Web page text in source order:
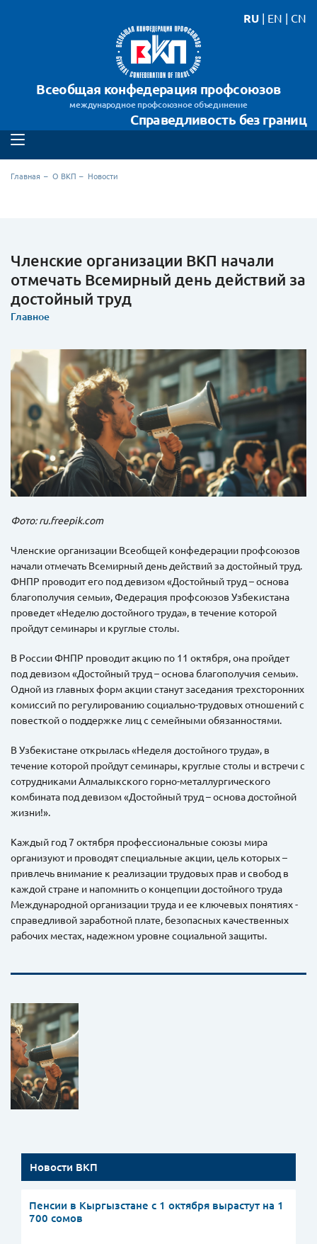
Всеобщая конфедерация профсоюзов
международное профсоюзное объединение
Справедливость без границ
RU | EN | CN
Главная О ВКП Новости
Членские организации ВКП начали
отмечать Всемирный день действий за
достойный труд
Главное
Фото: ru.freepik.com
Членские организации Всеобщей конфедерации профсоюзов
начали отмечать Всемирный день действий за достойный труд.
ФНПР проводит его под девизом «Достойный труд – основа
благополучия семьи», Федерация профсоюзов Узбекистана
проведет «Неделю достойного труда», в течение которой
пройдут семинары и круглые столы.
В России ФНПР проводит акцию по 11 октября, она пройдет
под девизом «Достойный труд – основа благополучия семьи».
Одной из главных форм акции станут заседания трехсторонних
комиссий по регулированию социально-трудовых отношений с
повесткой о поддержке лиц с семейными обязанностями.
В Узбекистане открылась «Неделя достойного труда», в
течение которой пройдут семинары, круглые столы и встречи с
сотрудниками Алмалыкского горно-металлургического
комбината под девизом «Достойный труд – основа достойной
жизни!».
Каждый год 7 октября профессиональные союзы мира
организуют и проводят специальные акции, цель которых –
привлечь внимание к реализации трудовых прав и свобод в
каждой стране и напомнить о концепции достойного труда
Международной организации труда и ее ключевых понятиях -
справедливой заработной плате, безопасных качественных
рабочих местах, надежном уровне социальной защиты.
Новости ВКП
Пенсии в Кыргызстане с 1 октября вырастут на 1
700 сомов